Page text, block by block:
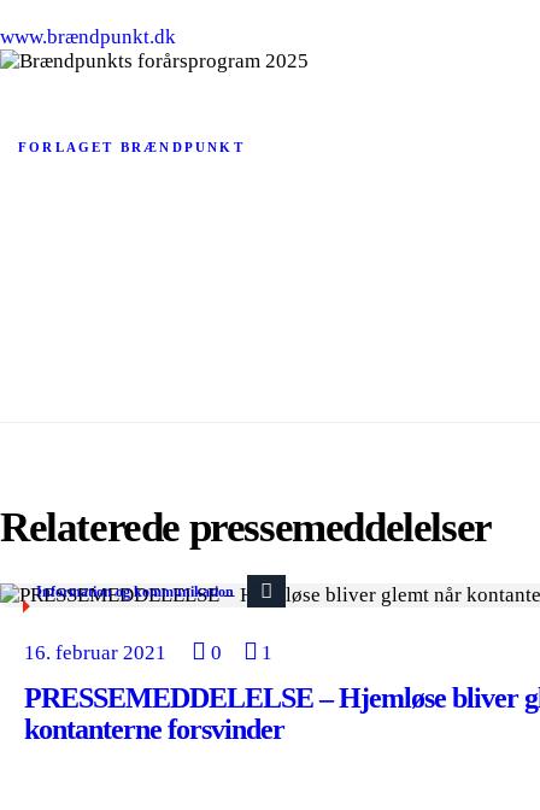
www.brændpunkt.dk
FORLAGET BRÆNDPUNKT
Relaterede pressemeddelelser
Information og kommunikation
16. februar 2021 0 1
PRESSEMEDDELELSE – Hjemløse bliver
kontanterne forsvinder